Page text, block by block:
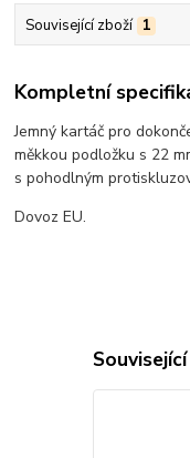
Související zboží 1
Kompletní
Jemný kartáč pro
měkkou podložku s 22
s pohodlným
Dovoz EU.